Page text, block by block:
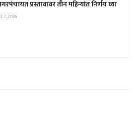
प्रस्तावावर तीन महिन्यांत निर्णय घ्या
7, 2026